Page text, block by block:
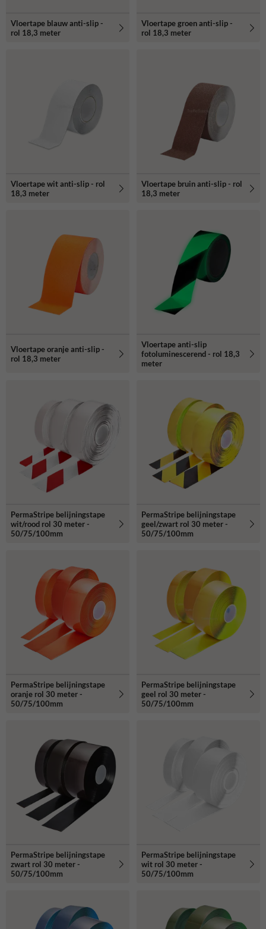
Vloertape blauw anti-slip -
rol 18,3 meter
Vloertape groen anti-slip -
rol 18,3 meter
Vloertape wit anti-slip - rol
18,3 meter
Vloertape bruin anti-slip - rol
18,3 meter
Vloertape oranje anti-slip -
rol 18,3 meter
Vloertape anti-slip
fotoluminescerend - rol 18,3
meter
PermaStripe belijningstape
wit/rood rol 30 meter -
50/75/100mm
PermaStripe belijningstape
geel/zwart rol 30 meter -
50/75/100mm
PermaStripe belijningstape
oranje rol 30 meter -
50/75/100mm
PermaStripe belijningstape
geel rol 30 meter -
50/75/100mm
PermaStripe belijningstape
zwart rol 30 meter -
50/75/100mm
PermaStripe belijningstape
wit rol 30 meter -
50/75/100mm